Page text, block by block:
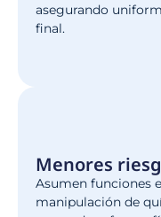
asegurando
final.
Menores
Asumen funciones
manipulación de